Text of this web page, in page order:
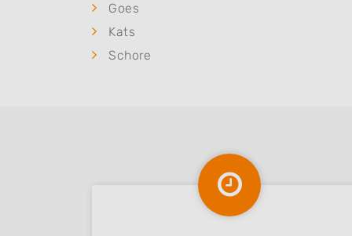
Goes
Kats
Schore